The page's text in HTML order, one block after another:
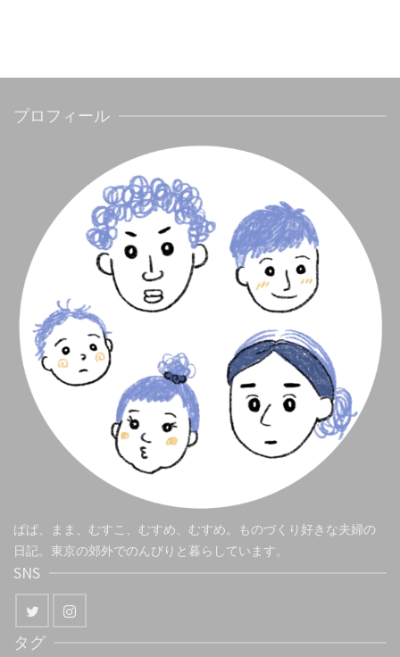
プロフィール
ぱぱ、まま、むすこ、むすめ、むすめ。ものづくり好きな夫婦の
日記。東京の郊外でのんびりと暮らしています。
SNS
タグ